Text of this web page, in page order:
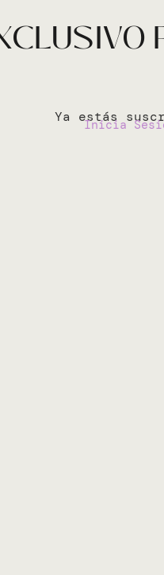
Ya estás
Inicia